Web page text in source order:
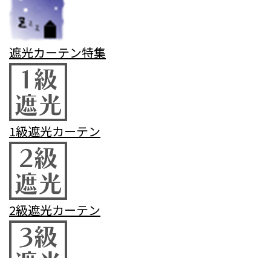
遮光カーテン特集
1級遮光カーテン
2級遮光カーテン